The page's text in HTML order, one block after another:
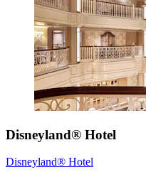
Disneyland® Hotel
Disneyland® Hotel